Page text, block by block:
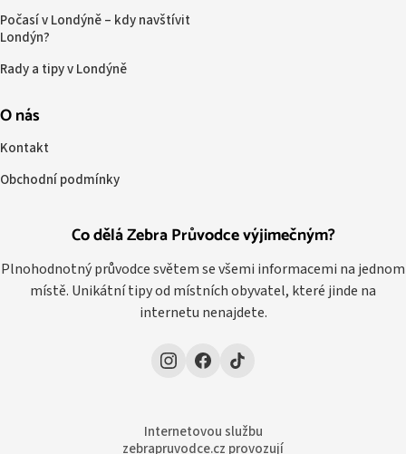
Co dělá Zebra Průvodce výjimečným?
Plnohodnotný průvodce světem se všemi informacemi na jednom
místě. Unikátní tipy od místních obyvatel, které jinde na
internetu nenajdete.
Počasí v Londýně – kdy navštívit
Londýn?
Rady a tipy v Londýně
O nás
Kontakt
Obchodní podmínky
Internetovou službu
zebrapruvodce.cz provozují